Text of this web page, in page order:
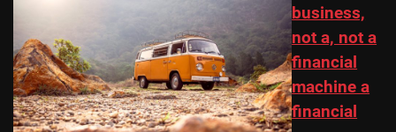
business,
not a, not a
financial
machine a
financial